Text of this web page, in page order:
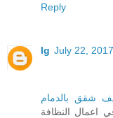
Reply
lg July 22,
شقق بالدمام
اعمال النظافة